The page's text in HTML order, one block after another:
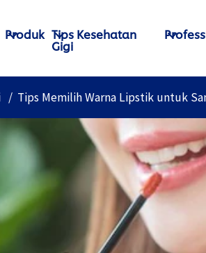
Produk Tips Kesehatan
Gigi
Tips Memilih Warna Lipstik untuk